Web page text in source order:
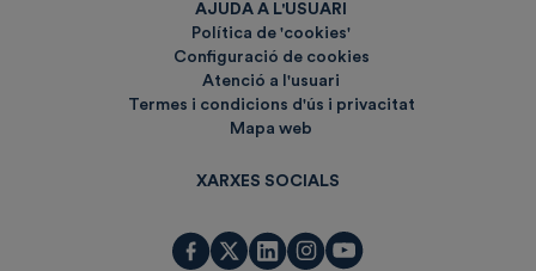
AJUDA A L'USUARI
Política de 'cookies'
Configuració de cookies
Atenció a l'usuari
Termes i condicions d'ús i privacitat
Mapa web
XARXES SOCIALS